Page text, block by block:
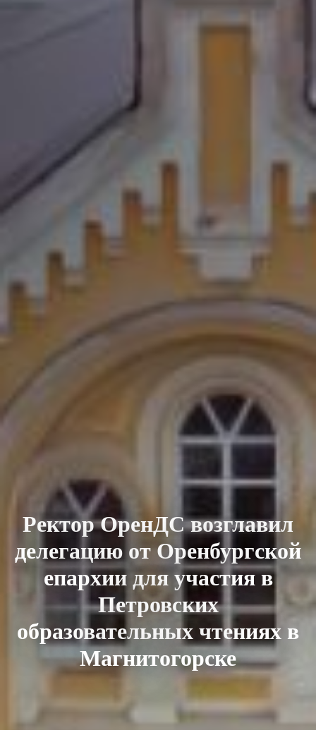
Ректор ОренДС возглавил
делегацию от Оренбургской
епархии для участия в
Петровских
образовательных чтениях в
Магнитогорске